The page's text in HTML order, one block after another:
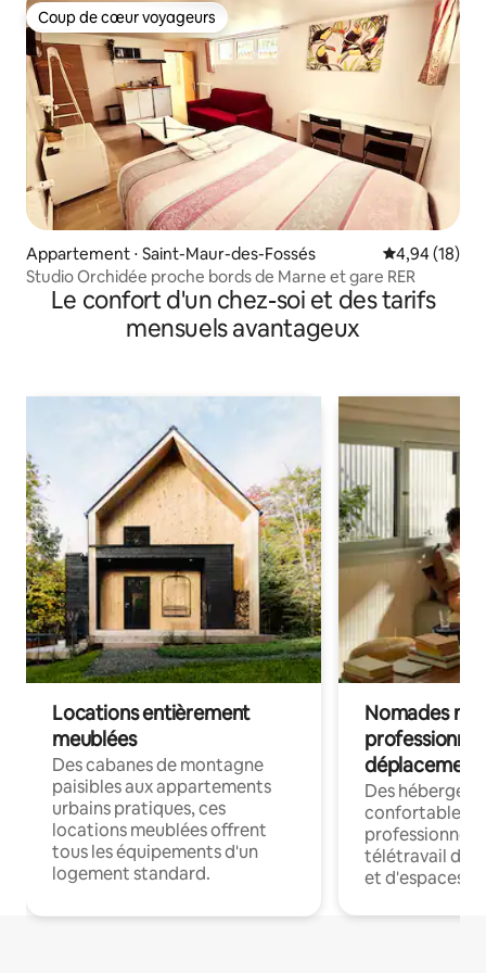
Coup de cœur voyageurs
Coup de cœur voyageurs
Appartement ⋅ Saint-Maur-des-Fossés Évaluation
4,94 (18)
Studio Orchidée proche bords de Marne et gare RER
Le confort d'un chez-soi et des tarifs
mensuels avantageux
Locations entièrement
meublées
Des cabanes de montagne
paisibles aux appartements
urbains pratiques, ces
locations meublées offrent
tous les équipements d'un
logement standard.
Nomades
déplacement
Des
confortables
professionnels
télétravail
et d'espaces